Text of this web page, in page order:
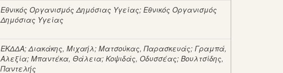
Εθνικός Οργανισμός Δημόσιας Υγείας; Εθνικός Οργανισμός
Δημόσιας Υγείας
ΕΚΔΔΑ;Διακάκης, Μιχαήλ; Ματσούκας, Παρασκευάς; Γραμπά,
Αλεξία; Μπαντέκα, Θάλεια; Κοψιδάς, Οδυσσέας; Βουλτσίδης,
Παντελής